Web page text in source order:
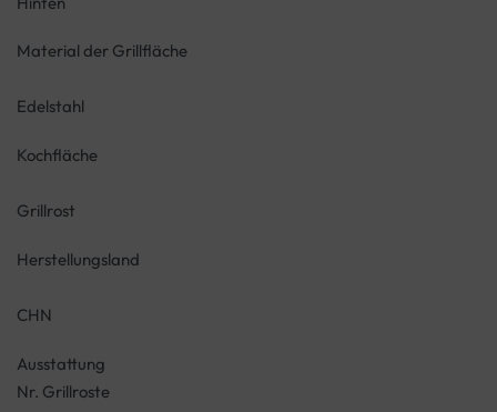
Material der Grillfläche
Edelstahl
Kochfläche
Grillrost
Herstellungsland
CHN
Ausstattung
Nr. Grillroste